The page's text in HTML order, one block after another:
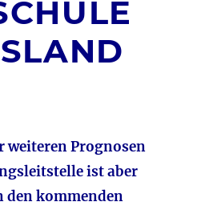
weiteren Prognosen
ist aber
den kommenden